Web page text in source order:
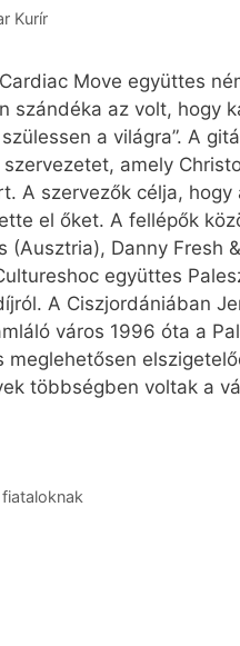
Kurír
Move együttes
szándéka az volt, hogy
a világra”. A
amely
A szervezők célja,
el őket. A fellépők
(Ausztria), Danny Fresh
együttes
A Ciszjordániában
város 1996 óta a
meglehetősen
többségben voltak a